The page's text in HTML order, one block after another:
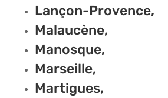
Lançon-Provence,
Malaucène,
Manosque,
Marseille,
Martigues,